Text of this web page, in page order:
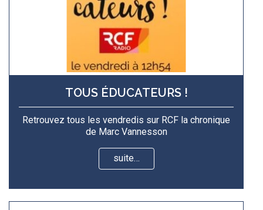
TOUS ÉDUCATEURS !
Retrouvez tous les vendredis sur RCF la chronique
de Marc Vannesson
suite…